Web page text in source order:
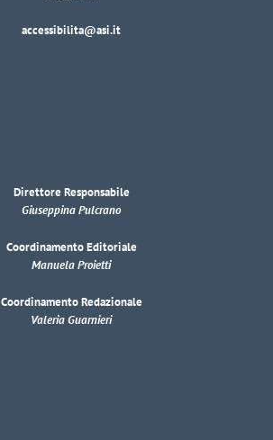
accessibilita@asi.it
Direttore Responsabile
Giuseppina Pulcrano
Coordinamento Editoriale
Manuela Proietti
Coordinamento Redazionale
Valeria Guarnieri